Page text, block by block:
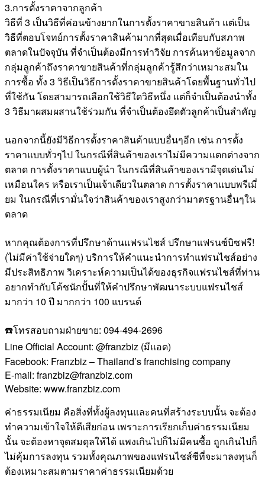
3.การตั้งราคาจากลูกค้า
วิธีที่ 3 เป็นวิธีที่ค่อนข้างยากในการตั้งราคาขายสินค้า แต่เป็น
วิธีที่ตอบโจทย์การตั้งราคาสินค้ามากที่สุดเมื่อเทียบกับสภาพ
ตลาดในปัจจุบัน ที่จำเป็นต้องมีการทำวิจัย การค้นหาข้อมูลจาก
กลุ่มลูกค้าถึงราคาขายสินค้าที่กลุ่มลูกค้ารู้สึกว่าเหมาะสมใน
การซื้อ ทั้ง 3 วิธีเป็นวิธีการตั้งราคาขายสินค้าโดยพื้นฐานทั่วไป
ที่ใช้กัน โดยสามารถเลือกใช้วิธีใดวิธีหนึ่ง แต่ก็จำเป็นต้องนำทั้ง
3 วิธีมาผสมผสานใช้ร่วมกัน ที่จำเป็นต้องยึดตัวลูกค้าเป็นสำคัญ
นอกจากนี้ยังมีวิธีการตั้งราคาสินค้าแบบอื่นๆอีก เช่น การตั้ง
ราคาแบบทั่วๆไป ในกรณีที่สินค้าของเราไม่มีความแตกต่างจาก
ตลาด การตั้งราคาแบบผู้นำ ในกรณีที่สินค้าของเรามีจุดเด่นไม่
เหมือนใคร หรือเราเป็นเจ้าเดียวในตลาด การตั้งราคาแบบพรีเมี่
ยม ในกรณีที่เรามั่นใจว่าสินค้าของเราสูงกว่ามาตรฐานอื่นๆใน
ตลาด
หากคุณต้องการที่ปรึกษาด้านแฟรนไชส์ ปรึกษาแฟรนซ์บิซฟรี!
(ไม่มีค่าใช้จ่ายใดๆ) บริการให้คำแนะนำการทำแฟรนไชส์อย่าง
มีประสิทธิภาพ วิเคราะห์ความเป็นได้ของธุรกิจแฟรนไชส์ที่ท่าน
อยากทำกับโค้ชนักปั้นที่ให้คำปรึกษาพัฒนาระบบแฟรนไชส์
มากว่า 10 ปี มากกว่า 100 แบรนด์
☎️โทรสอบถามฝ่ายขาย: 094-494-2696
Line Official Account: @franzbiz (มีแอด)
Facebook: Franzbiz – Thailand’s franchising company
E-mail: franzbiz@franzbiz.com
Website: www.franzbiz.com
ค่าธรรมเนียม คือสิ่งที่ทั้งผู้ลงทุนและคนที่สร้างระบบนั้น จะต้อง
ทำความเข้าใจให้ดีเสียก่อน เพราะการเรียกเก็บค่าธรรมเนียม
นั้น จะต้องหาจุดสมดุลให้ได้ แพงเกินไปก็ไม่มีคนซื้อ ถูกเกินไปก็
ไม่คุ้มการลงทุน รวมทั้งคุณภาพของแฟรนไชส์ซีที่จะมาลงทุนก็
ต้องเหมาะสมตามราคาค่าธรรมเนียมด้วย